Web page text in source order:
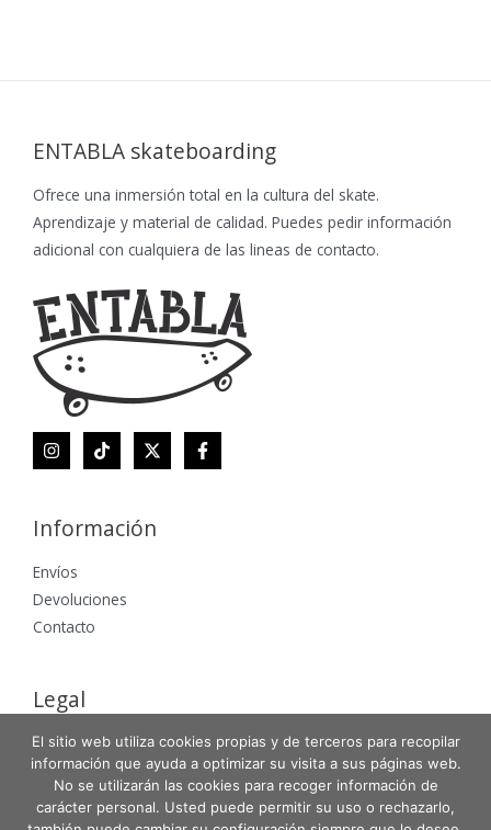
ENTABLA skateboarding
Ofrece una inmersión total en la cultura del skate.
Aprendizaje y material de calidad. Puedes pedir información
adicional con cualquiera de las lineas de contacto.
Información
Envíos
Devoluciones
Contacto
Legal
Aviso Legal
Política de Privacidad
Política de Cookies
El sitio web utiliza cookies propias y de terceros para recopilar
información que ayuda a optimizar su visita a sus páginas web.
No se utilizarán las cookies para recoger información de
carácter personal. Usted puede permitir su uso o rechazarlo,